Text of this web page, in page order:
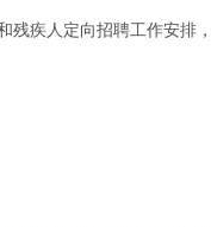
疾人定向招聘工作安排